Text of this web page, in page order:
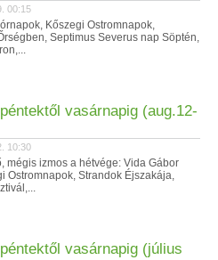
00:15
Kőszegi Ostromnapok,
Septimus Severus nap Söptén,
vasárnapig (aug.12-
10:30
mégis izmos a hétvége: Vida Gábor
Ostromnapok, Strandok Éjszakája,
vasárnapig (július